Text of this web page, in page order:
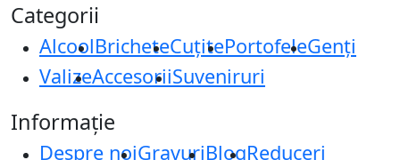
Categorii
AlcoolBricheteCuțitePortofeleGenți
ValizeAccesoriiSuveniruri
Informație
Despre noiGravuriBlogReduceri